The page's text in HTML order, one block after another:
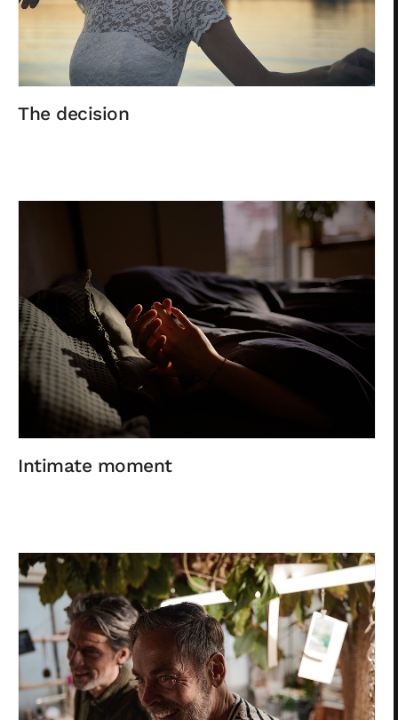
The decision
Intimate moment